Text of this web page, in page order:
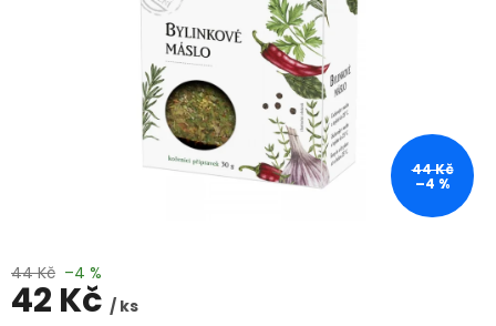
44 Kč
–4 %
44 Kč –4 %
42 Kč / ks